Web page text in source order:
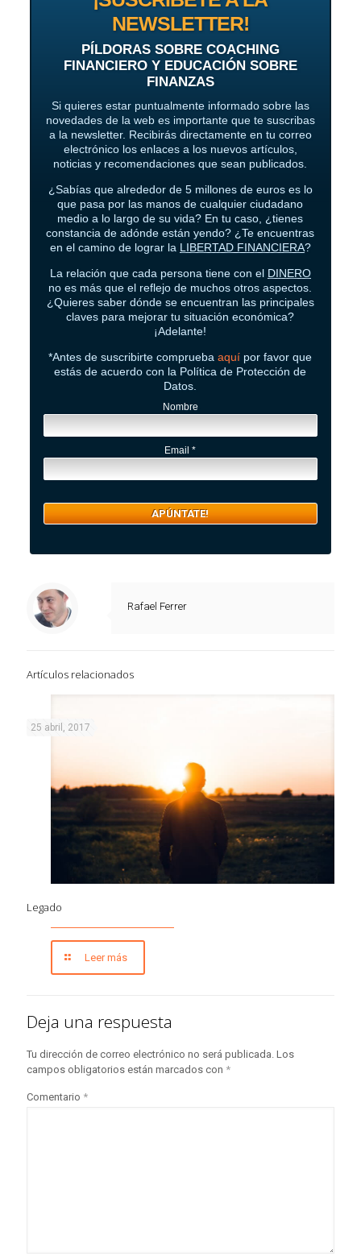
NEWSLETTER!
PÍLDORAS SOBRE COACHING
FINANCIERO Y EDUCACIÓN SOBRE
FINANZAS
Si quieres estar puntualmente informado sobre las
novedades de la web es importante que te suscribas
a la newsletter. Recibirás directamente en tu correo
electrónico los enlaces a los nuevos artículos,
noticias y recomendaciones que sean publicados.
¿Sabías que alrededor de 5 millones de euros es lo
que pasa por las manos de cualquier ciudadano
medio a lo largo de su vida? En tu caso, ¿tienes
constancia de adónde están yendo? ¿Te encuentras
en el camino de lograr la LIBERTAD FINANCIERA?
La relación que cada persona tiene con el DINERO
no es más que el reflejo de muchos otros aspectos.
¿Quieres saber dónde se encuentran las principales
claves para mejorar tu situación económica?
¡Adelante!
*Antes de suscribirte compruebaaquí por favor que
estás de acuerdo con la Política de Protección de
Datos.
Nombre
Email*
Rafael Ferrer
Artículos relacionados
25 abril, 2017
Legado
Leer más
Deja una respuesta
Tu dirección de correo electrónico no será publicada. Los
campos obligatorios están marcados con *
Comentario *